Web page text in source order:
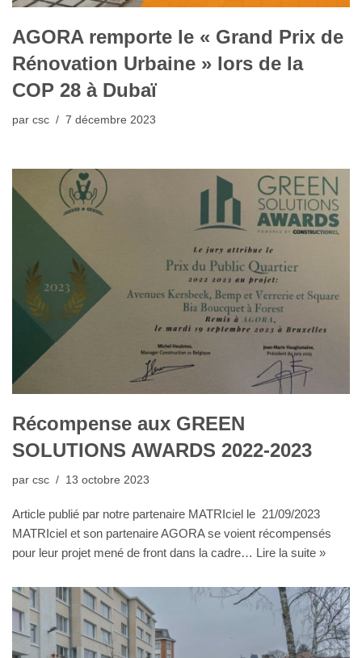
AGORA remporte le « Grand Prix de
Rénovation Urbaine » lors de la
COP 28 à Dubaï
par csc 7 décembre 2023
Récompense aux GREEN
SOLUTIONS AWARDS 2022-2023
par csc 13 octobre 2023
Article publié par notre partenaire MATRIciel le 21/09/2023
MATRIciel et son partenaire AGORA se voient récompensés
pour leur projet mené de front dans la cadre… Lire la suite »